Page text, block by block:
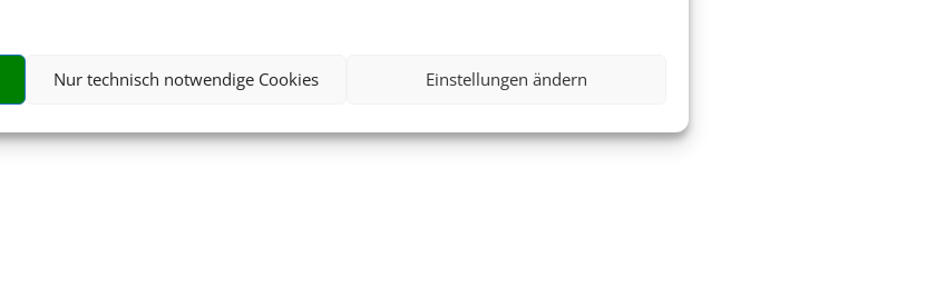
Nur technisch notwendige Cookies Einstellungen ändern